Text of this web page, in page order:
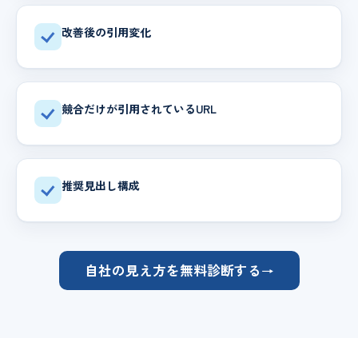
改善後の引用変化
競合だけが引用されているURL
推奨見出し構成
自社の見え方を無料診断する→